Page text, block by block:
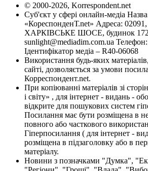
© 2000-2026, Korrespondent.net
Суб'єкт у сфері онлайн-медіа
«КореспонденТ.net» Адреса: 02091,
ХАРКІВСЬКЕ ШОСЕ, будинок 172-
sunlight@mediadim.com.ua
Ідентифікатор медіа – R40-06068
Використання будь-яких
сайті, дозволяється за умови
Корреспондент.net.
При копіюванні матеріалів зі
і світу» , для інтернет - видань -
відкрите для пошукових систем
Посилання має бути розміщена в
повного або часткового
Гіперпосилання ( для інтернет -
розміщена в підзаголовку або в
матеріалу.
Новини з позначками "Думка",